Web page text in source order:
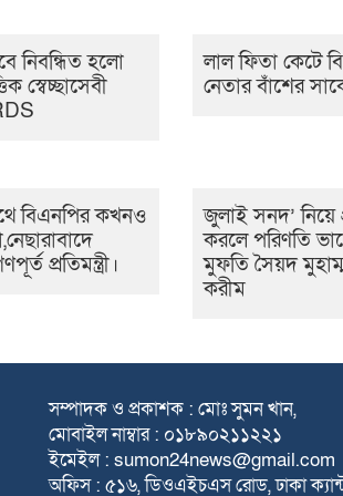
নিবন্ধিত হলো
স্বেচ্ছাসেবী
লাল ফিতা কেটে
নেতার বাঁশের
বিএনপির কখনও
প্রতিমন্ত্রী।
জুলাই সনদ’ নিয়ে
করলে পরিণতি
মুফতি সৈয়দ
করীম
সম্পাদক ও প্রকাশক : মোঃ সুমন খান,
মোবাইল নাম্বার : ০১৮৯০২১১২২১
ইমেইল : sumon24news@gmail.com
অফিস : ৫১৬, ডিওএইচএস রোড, ঢাকা